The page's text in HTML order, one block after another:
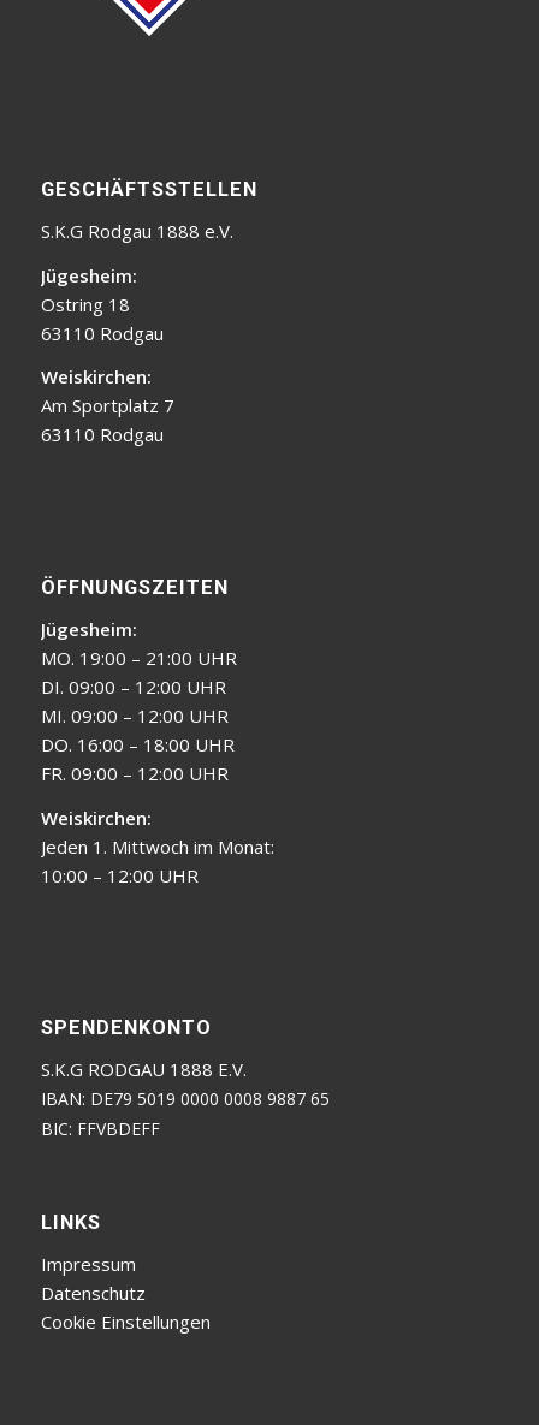
GESCHÄFTSSTELLEN
S.K.G Rodgau 1888 e.V.
Jügesheim:
Ostring 18
63110 Rodgau
Weiskirchen:
Am Sportplatz 7
63110 Rodgau
ÖFFNUNGSZEITEN
Jügesheim:
MO. 19:00 – 21:00 UHR
DI. 09:00 – 12:00 UHR
MI. 09:00 – 12:00 UHR
DO. 16:00 – 18:00 UHR
FR. 09:00 – 12:00 UHR
Weiskirchen:
Jeden 1. Mittwoch im Monat:
10:00 – 12:00 UHR
SPENDENKONTO
S.K.G RODGAU 1888 E.V.
IBAN: DE79 5019 0000 0008 9887 65
BIC: FFVBDEFF
LINKS
Impressum
Datenschutz
Cookie Einstellungen